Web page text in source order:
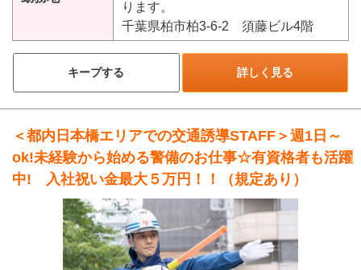
ります。
千葉県柏市柏3-6-2 須藤ビル4階
キープする 詳しく見る
＜都内日本橋エリアでの交通誘導STAFF＞週1日～
ok!未経験から始める警備のお仕事☆有資格者も活躍
中! 入社祝い金最大５万円！！（規定あり）